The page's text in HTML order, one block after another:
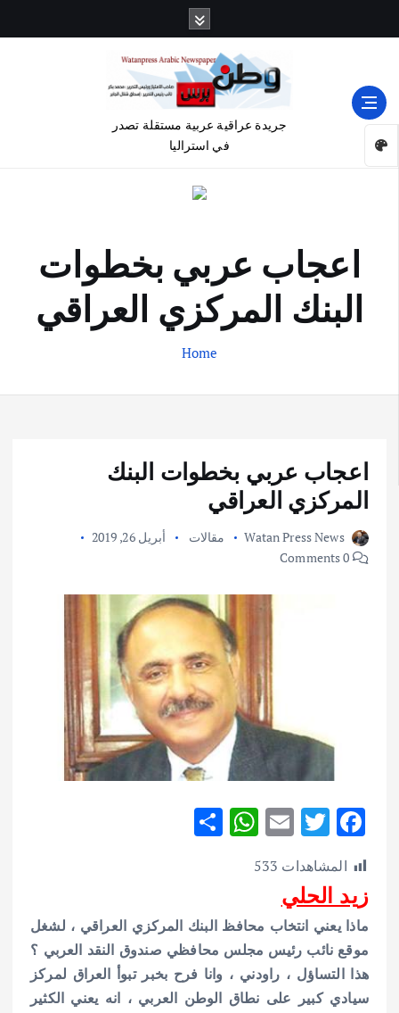
جريدة عراقية عربية مستقلة تصدر
في استراليا
اعجاب عربي بخطوات
البنك المركزي العراقي
Home
اعجاب عربي بخطوات البنك
المركزي العراقي
Watan Press News مقالات
أبريل 26, 2019
F
ac
e
b
o
o
k
T
w
it
te
r
E
m
ai
W
A
p
p
المشاهدات 533
زيد الحلي
ماذا يعني انتخاب محافظ البنك المركزي العراقي ، لشغل
موقع نائب رئيس مجلس محافظي صندوق النقد العربي ؟
هذا التساؤل ، راودني ، وانا فرح بخبر تبوأ العراق لمركز
سيادي كبير على نطاق الوطن العربي ، انه يعني الكثير